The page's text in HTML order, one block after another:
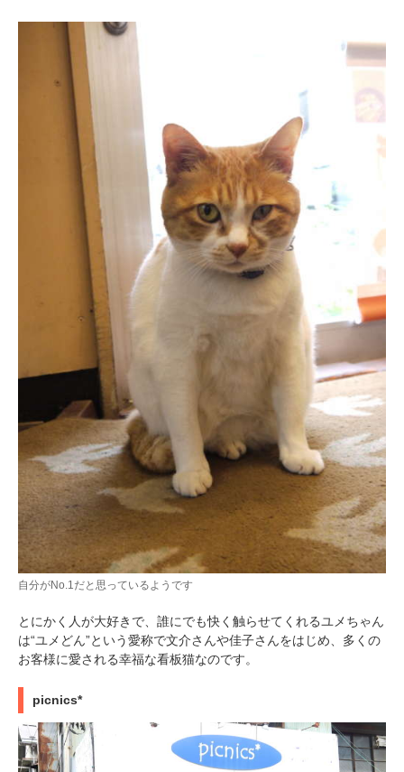
自分がNo.1だと思っているようです
とにかく人が大好きで、誰にでも快く触らせてくれるユメちゃん
は“ユメどん”という愛称で文介さんや佳子さんをはじめ、多くの
お客様に愛される幸福な看板猫なのです。
picnics*
pecodogs
いぬ部をフォロー
pecocats
ねこ部をフォロー
アプリをダウンロードする